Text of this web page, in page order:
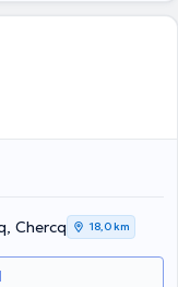
Chercq 18,0 km